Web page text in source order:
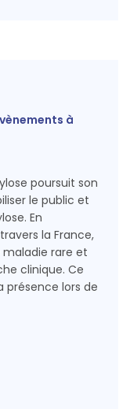
à
poursuit son
le public et
En
la France,
maladie rare et
clinique. Ce
présence lors de